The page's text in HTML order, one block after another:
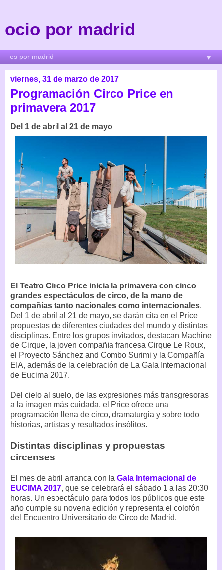
ocio por madrid
▼
viernes, 31 de marzo de 2017
Programación Circo Price en
primavera 2017
Del 1 de abril al 21 de mayo
El Teatro Circo Price inicia la primavera con cinco
grandes espectáculos de circo, de la mano de
compañías tanto nacionales como internacionales.
Del 1 de abril al 21 de mayo, se darán cita en el Price
propuestas de diferentes ciudades del mundo y distintas
disciplinas. Entre los grupos invitados, destacan Machine
de Cirque, la joven compañía francesa Cirque Le Roux,
el Proyecto Sánchez and Combo Surimi y la Compañía
EIA, además de la celebración de La Gala Internacional
de Eucima 2017.
Del cielo al suelo, de las expresiones más transgresoras
a la imagen más cuidada, el Price ofrece una
programación llena de circo, dramaturgia y sobre todo
historias, artistas y resultados insólitos.
Distintas disciplinas y propuestas
circenses
El mes de abril arranca con la Gala Internacional de
EUCIMA 2017, que se celebrará el sábado 1 a las 20:30
horas. Un espectáculo para todos los públicos que este
año cumple su novena edición y representa el colofón
del Encuentro Universitario de Circo de Madrid.